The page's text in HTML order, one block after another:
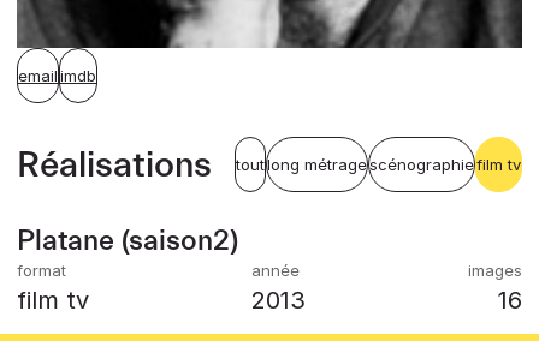
emailimdb
Réalisations toutlong métragescénographiefilm tv
Platane (saison2)
film tv 2013 16